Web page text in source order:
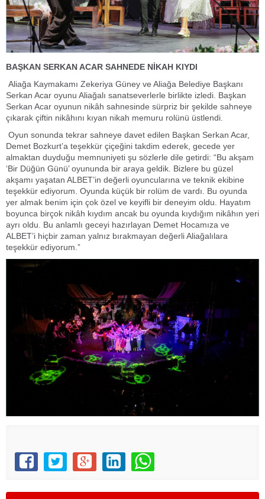
BAŞKAN SERKAN ACAR SAHNEDE NİKAH KIYDI
Aliağa Kaymakamı Zekeriya Güney ve Aliağa Belediye Başkanı
Serkan Acar oyunu Aliağalı sanatseverlerle birlikte izledi. Başkan
Serkan Acar oyunun nikâh sahnesinde sürpriz bir şekilde sahneye
çıkarak çiftin nikâhını kıyan nikah memuru rolünü üstlendi.
Oyun sonunda tekrar sahneye davet edilen Başkan Serkan Acar,
Demet Bozkurt’a teşekkür çiçeğini takdim ederek, gecede yer
almaktan duyduğu memnuniyeti şu sözlerle dile getirdi: “Bu akşam
‘Bir Düğün Günü’ oyununda bir araya geldik. Bizlere bu güzel
akşamı yaşatan ALBET’in değerli oyuncularına ve teknik ekibine
teşekkür ediyorum. Oyunda küçük bir rolüm de vardı. Bu oyunda
yer almak benim için çok özel ve keyifli bir deneyim oldu. Hayatım
boyunca birçok nikâh kıydım ancak bu oyunda kıydığım nikâhın yeri
ayrı oldu. Bu anlamlı geceyi hazırlayan Demet Hocamıza ve
ALBET’i hiçbir zaman yalnız bırakmayan değerli Aliağalılara
teşekkür ediyorum.”